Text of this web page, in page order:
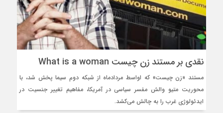
نقدی بر مستند زن چیست What is a woman
مستند «زن چیست» که اواسط مردادماه از شبکه دوم سیما پخش شد، با
محوریت متیو والش مفسر سیاسی در آمریکا، مفاهیم تغییر جنسیت در
ایدئولوژی غرب را به چالش می‌کشد.